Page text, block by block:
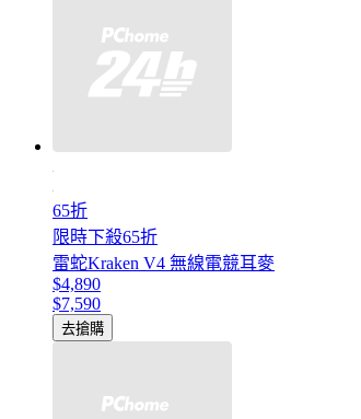
65折
限時下殺65折
雷蛇Kraken V4 無線電競耳麥
$4,890
$7,590
去搶購